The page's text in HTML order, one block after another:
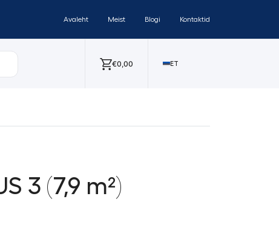
Avaleht Meist Blogi Kontaktid
€0,00 ET
3 (7,9 m²)